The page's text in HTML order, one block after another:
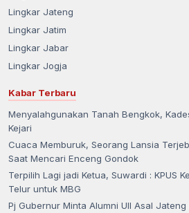
Lingkar Jateng
Lingkar Jatim
Lingkar Jabar
Lingkar Jogja
Kabar Terbaru
Menyalahgunakan Tanah Bengkok,
Kejari
Cuaca Memburuk, Seorang Lansia
Saat Mencari Enceng Gondok
Terpilih Lagi jadi Ketua, Suwardi : KPUS
Telur untuk MBG
Pj Gubernur Minta Alumni UII Asal